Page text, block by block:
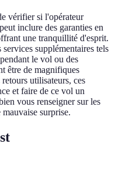
vérifier si l'opérateur
inclure des garanties en
une tranquillité d'esprit.
supplémentaires tels
le vol ou des
être de magnifiques
utilisateurs, ces
et faire de ce vol un
vous renseigner sur les
surprise.